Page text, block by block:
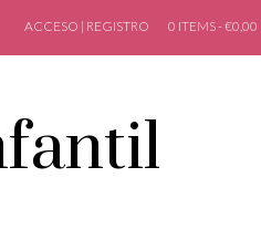
ACCESO | REGISTRO 0 ITEMS - €0,00